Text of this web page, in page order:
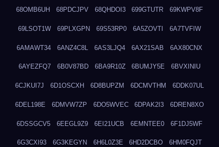
68OMB6UH 68PDCJPV 68QHDOI3 699GTUTR 69KWPV8F
69LSOT1W 69PLXGPN 69S53RP0 6A5ZOVTI 6A7TVFIW
6AMAWT34 6ANZ4C8L 6AS3LJQ4 6AX21SAB 6AX80CNX
6AYEZFQ7 6B0V87BD 6BA9R10Z 6BUMJY5E 6BVXINIU
6CJKUI7J 6D1OSCXH 6D8BUPZM 6DCMVTHM 6DDK07UL
6DEL198E 6DMVW7ZP 6DO5WVEC 6DPAK2I3 6DREN8XO
6DSSGCV5 6EEGL9Z9 6EI21UCB 6EMNTEE0 6F1DJ5WF
6G3CXI93 6G3KEGYN 6H6L0Z3E 6HD2DCBO 6HM0FQJT